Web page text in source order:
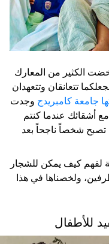
الكثير من المعارك
تتعانقان وتتعهدان
جامعة كامبريدج وجدت
أشقائك عندما كنتم
شخصاً ناجحاً بعد
لفهم كيف يمكن للشجار
ولخصناها في هذا
للأطفال